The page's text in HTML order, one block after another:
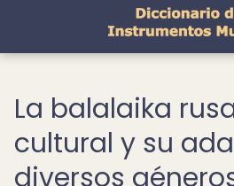
La balalaika
cultural y su
diversos